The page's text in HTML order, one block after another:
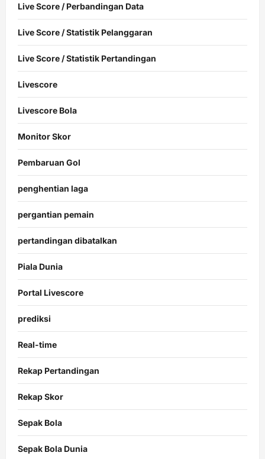
Live Score / Perbandingan Data
Live Score / Statistik Pelanggaran
Live Score / Statistik Pertandingan
Livescore
Livescore Bola
Monitor Skor
Pembaruan Gol
penghentian laga
pergantian pemain
pertandingan dibatalkan
Piala Dunia
Portal Livescore
prediksi
Real-time
Rekap Pertandingan
Rekap Skor
Sepak Bola
Sepak Bola Dunia